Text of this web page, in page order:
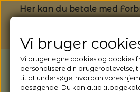
Her kan du betale med
BEMÆRK: Butikken
1/8 - 9/8 - 2026
Vi bruger
Vi bruger egne cookies og cookies
personalisere din brugeroplevelse,
til at undersøge, hvordan vores
besøgende. Du kan altid